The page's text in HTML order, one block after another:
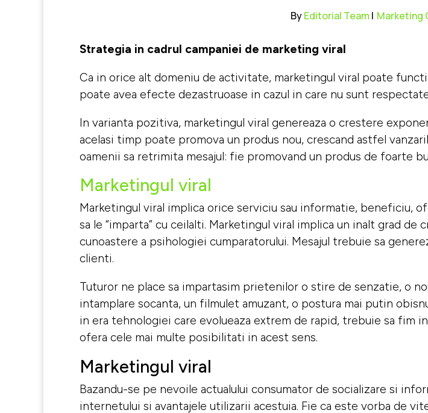
ByEditorial Team | Marketing
Strategia in cadrul campaniei de marketing viral
Ca in orice alt domeniu de activitate, marketingul viral poate
poate avea efecte dezastruoase in cazul in care nu sunt
In varianta pozitiva, marketingul viral genereaza o crestere
acelasi timp poate promova un produs nou, crescand astfel
oamenii sa retrimita mesajul: fie promovand un produs de foarte
Marketingul viral
Marketingul viral implica orice serviciu sau informatie, beneficiu,
sa le “imparta” cu ceilalti. Marketingul viral implica un inalt grad
cunoastere a psihologiei cumparatorului. Mesajul trebuie sa
clienti.
Tuturor ne place sa impartasim prietenilor o stire de senzatie, o
intamplare socanta, un filmulet amuzant, o postura mai putin
in era tehnologiei care evolueaza extrem de rapid, trebuie sa fim
ofera cele mai multe posibilitati in acest sens.
Marketingul viral
Bazandu-se pe nevoile actualului consumator de socializare si
internetului si avantajele utilizarii acestuia. Fie ca este vorba de